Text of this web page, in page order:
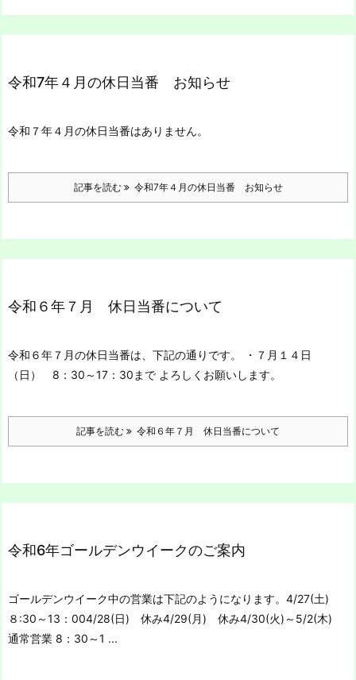
令和7年４月の休日当番 お知らせ
令和７年４月の休日当番はありません。
記事を読む 令和7年４月の休日当番 お知らせ
令和６年７月 休日当番について
令和６年７月の休日当番は、下記の通りです。
・７月１４日
（日） 8：30～17：30まで よろしくお願いします。
記事を読む 令和６年７月 休日当番について
令和6年ゴールデンウイークのご案内
ゴールデンウイーク中の営業は下記のようになります。 4/27(土)
８:30～13：004/28(日) 休み4/29(月) 休み4/30(火)～5/2(木)
通常営業 8：30～1 ...